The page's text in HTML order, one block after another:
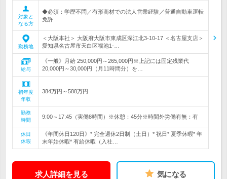
対象と
なる方
◆必須：学歴不問／有形商材での法人営業経験／普通自動車運転
免許
勤務地
＜大阪本社＞ 大阪府大阪市東成区深江北3-10-17 ＜名古屋支店＞
愛知県名古屋市天白区福池1-…
給与
《一般》月給 250,000円～265,000円※上記には固定残業代
20,000円～30,000円（月11時間分）を…
初年度
年収
384万円～588万円
勤務
時間
9:00～17:45（実働8時間）※休憩：45分※時間外労働有無：有
休日
休暇
《年間休日120日》* 完全週休2日制（土日）* 祝日* 夏季休暇* 年
末年始休暇* 有給休暇（入社…
求人詳細を見る 気になる